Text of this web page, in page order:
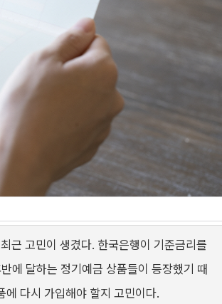
근 고민이 생겼다. 한국은행이 기준금리를
에 달하는 정기예금 상품들이 등장했기 때
에 다시 가입해야 할지 고민이다.